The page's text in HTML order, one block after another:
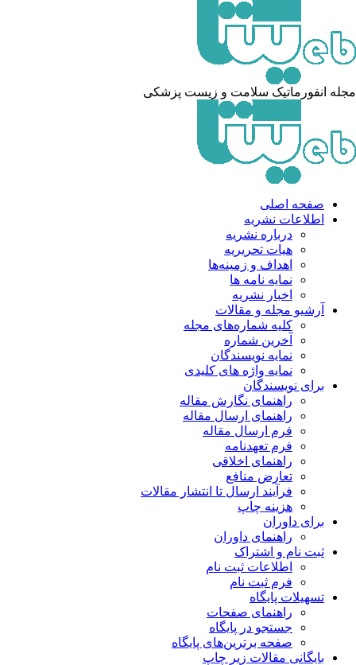
انفورماتیک سلامت و زیست پزشکی
صفحه اصلی
اطلاعات نشریه
درباره نشریه
هیات تحریریه
اهداف و زمینه‌ها
نمایه نامه ها
اخبار نشریه
آرشیو مجله و مقالات
کلیه شماره‌های مجله
آخرین شماره
نمایه نویسندگان
نمایه واژه های کلیدی
برای نویسندگان
راهنمای نگارش مقاله
راهنمای ارسال مقاله
فرم ارسال مقاله
فرم تعهدنامه
راهنمای اخلاقی
تعارض منافع
فرآیند ارسال تا انتشار مقالات
هزینه چاپ
برای داوران
راهنمای داوران
ثبت نام و اشتراک
اطلاعات ثبت نام
فرم ثبت نام
تسهیلات پایگاه
راهنمای صفحات
جستجو در پایگاه
صفحه برترین‌های پایگاه
بایگانی مقالات زیر چاپ